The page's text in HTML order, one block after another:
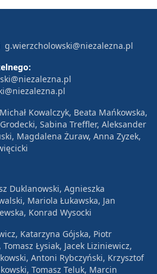
g.wierzcholowski@niezalezna.pl
Kowalczyk, Beata Mańkowska,
Sabina Treffler, Aleksander
Magdalena Żuraw, Anna Zyzek,
Duklanowski, Agnieszka
Mariola Łukawska, Jan
Konrad Wysocki
Katarzyna Gójska, Piotr
Łysiak, Jacek Liziniewicz,
Antoni Rybczyński, Krzysztof
Tomasz Teluk, Marcin